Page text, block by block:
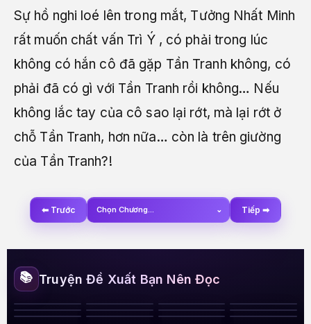
Sự hồ nghi loé lên trong mắt, Tưởng Nhất Minh
rất muốn chất vấn Trì Ý , có phải trong lúc
không có hắn cô đã gặp Tần Tranh không, có
phải đã có gì với Tần Tranh rồi không… Nếu
không lắc tay của cô sao lại rớt, mà lại rớt ở
chỗ Tần Tranh, hơn nữa… còn là trên giường
của Tần Tranh?!
⬅ Trước Chọn Chương... ⌄ Tiếp ➡
📚 Truyện Đề Xuất Bạn Nên Đọc
Cuồng Say Vẻ
Đẹp Của Em
Thư Ký Mới Lớn
Sủng Em Tận
Cùng: Tổng Tài
Không Còn Cửa
Nghiện
Gần Lão Đại
Muốn Yêu Nữa
Chấp Đến Cùng